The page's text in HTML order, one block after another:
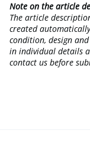
Note on the article
The article
created
condition, design
in individual details
contact us before